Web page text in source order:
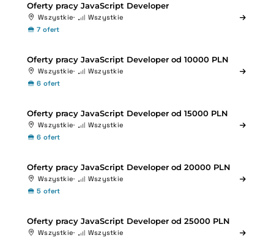
Oferty pracy JavaScript Developer
Wszystkie
Wszystkie
7 ofert
Oferty pracy JavaScript Developer od 10000 PLN
Wszystkie
Wszystkie
6 ofert
Oferty pracy JavaScript Developer od 15000 PLN
Wszystkie
Wszystkie
6 ofert
Oferty pracy JavaScript Developer od 20000 PLN
Wszystkie
Wszystkie
5 ofert
Oferty pracy JavaScript Developer od 25000 PLN
Wszystkie
Wszystkie